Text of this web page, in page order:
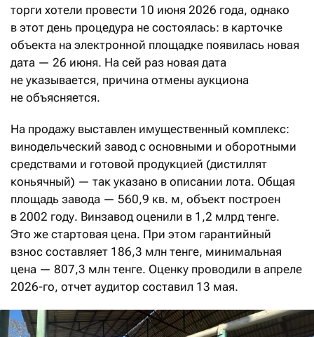
торги хотели провести 10 июня 2026 года, однако
в этот день процедура не состоялась: в карточке
объекта на электронной площадке появилась новая
дата — 26 июня. На сей раз новая дата
не указывается, причина отмены аукциона
не объясняется.
На продажу выставлен имущественный комплекс:
винодельческий завод с основными и оборотными
средствами и готовой продукцией (дистиллят
коньячный) — так указано в описании лота. Общая
площадь завода — 560,9 кв. м, объект построен
в 2002 году. Винзавод оценили в 1,2 млрд тенге.
Это же стартовая цена. При этом гарантийный
взнос составляет 186,3 млн тенге, минимальная
цена — 807,3 млн тенге. Оценку проводили в апреле
2026-го, отчет аудитор составил 13 мая.